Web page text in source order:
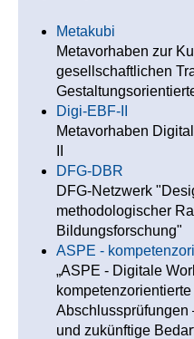
Metakubi
Metavorhaben zur
gesellschaftlichen
Digi-EBF-II
Metavorhaben
DFG-DBR
DFG-Netzwerk
methodologischer
Bildungsforschung"
ASPE -
„ASPE - Digitale
Abschlussprüfungen
und zukünftige